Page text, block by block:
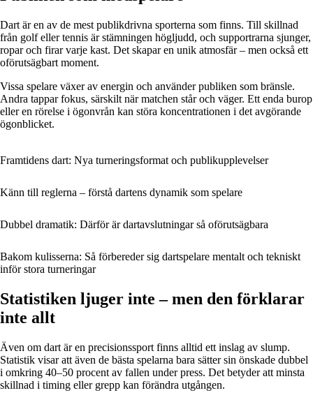
Dart är en av de mest publikdrivna sporterna som finns. Till skillnad
från golf eller tennis är stämningen högljudd, och supportrarna sjunger,
ropar och firar varje kast. Det skapar en unik atmosfär – men också ett
oförutsägbart moment.
Vissa spelare växer av energin och använder publiken som bränsle.
Andra tappar fokus, särskilt när matchen står och väger. Ett enda burop
eller en rörelse i ögonvrån kan störa koncentrationen i det avgörande
ögonblicket.
Framtidens dart: Nya turneringsformat och publikupplevelser
Känn till reglerna – förstå dartens dynamik som spelare
Dubbel dramatik: Därför är dartavslutningar så oförutsägbara
Bakom kulisserna: Så förbereder sig dartspelare mentalt och tekniskt
inför stora turneringar
Statistiken ljuger inte – men den förklarar
inte allt
Även om dart är en precisionssport finns alltid ett inslag av slump.
Statistik visar att även de bästa spelarna bara sätter sin önskade dubbel
i omkring 40–50 procent av fallen under press. Det betyder att minsta
skillnad i timing eller grepp kan förändra utgången.